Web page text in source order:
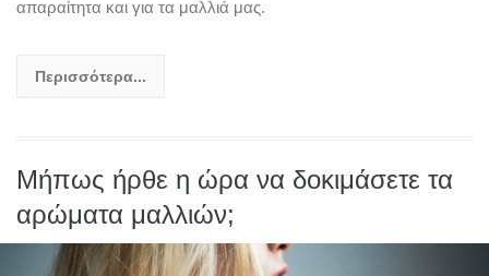
απαραίτητα και για τα μαλλιά μας.
Περισσότερα...
Μήπως ήρθε η ώρα να δοκιμάσετε τα
αρώματα μαλλιών;